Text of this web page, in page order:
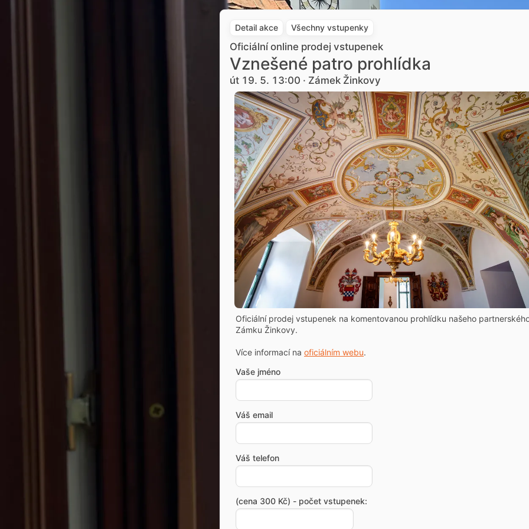
Detail akce Všechny vstupenky
Oficiální online prodej vstupenek
Vznešené patro prohlídka
út 19. 5. 13:00 · Zámek Žinkovy
Oficiální prodej vstupenek na komentovanou prohlídku našeho
Zámku Žinkovy.
Více informací na oficiálním webu.
Vaše jméno
Váš email
Váš telefon
(cena 300 Kč) - počet vstupenek: